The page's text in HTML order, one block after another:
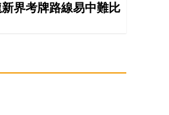
界考牌路線易中難比